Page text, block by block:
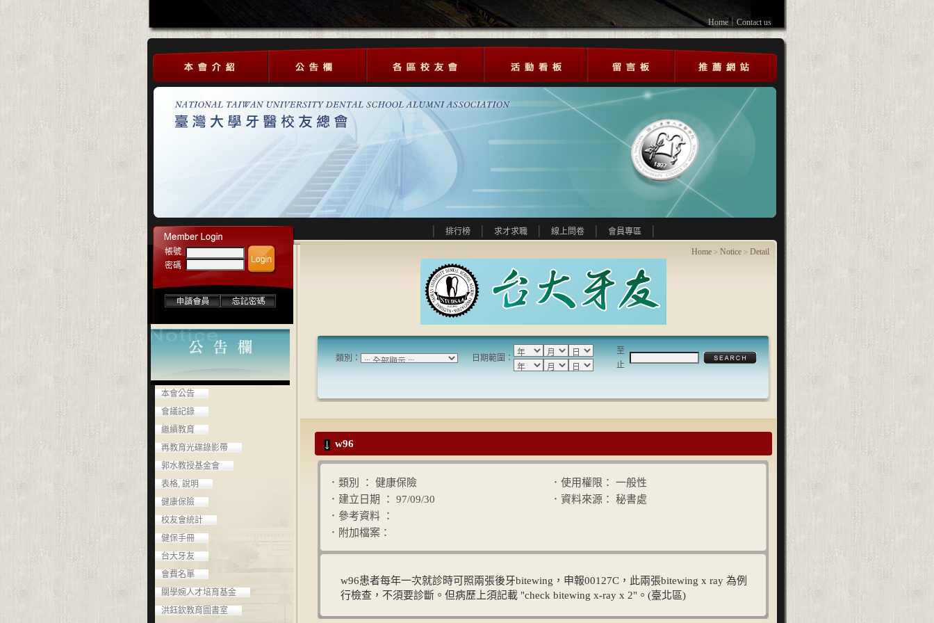
Home｜ Contact us
排行榜 求才求職 線上問卷 會員專區
帳號
密碼
本會公告
會議記錄
繼續教育
再教育光碟錄影帶
郭水教授基金會
表格, 說明
健康保險
校友會統計
健保手冊
台大牙友
會費名單
關學婉人才培育基金
洪鈺欽教育圖書室
Home > Notice > Detail
類別： 日期範圍：
至
止
w96
．類別 ： 健康保險
．建立日期 ： 97/09/30
．使用權限： 一般性
．資料來源： 秘書處
．參考資料 ：
．附加檔案：
w96患者每年一次就診時可照兩張後牙bitewing，申報00127C，此兩張bitewing x ray 為例
行檢查，不須要診斷。但病歷上須記載 "check bitewing x-ray x 2"。(臺北區)